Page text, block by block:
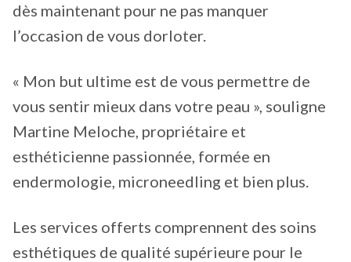
dès maintenant pour ne pas manquer
l’occasion de vous dorloter.
« Mon but ultime est de vous permettre de
vous sentir mieux dans votre peau », souligne
Martine Meloche, propriétaire et
esthéticienne passionnée, formée en
endermologie, microneedling et bien plus.
Les services offerts comprennent des soins
esthétiques de qualité supérieure pour le